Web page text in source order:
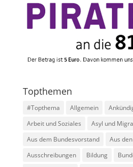
Topthemen
#Topthema Allgemein
Arbeit und Soziales
Asyl und
Aus dem Bundesvorstand
Aus
Ausschreibungen
Bildung